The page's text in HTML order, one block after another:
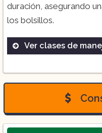
duración, asegurando
los bolsillos.
Ver clases de
Curso avanzado
Clases de